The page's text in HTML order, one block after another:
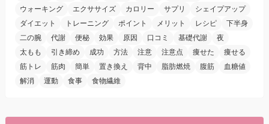
ウォーキング
エクササイズ カロリー サプリ
シェイプアップ
ダイエット
トレーニング ポイント メリット レシピ
下半身
二の腕
代謝 便秘 効果 原因 口コミ 基礎代謝
夜
太もも
引き締め 成功 方法 注意 注意点 痩せた
痩せる
筋トレ
筋肉 簡単 置き換え 背中 脂肪燃焼 腹筋
血糖値
解消
運動 食事 食物繊維